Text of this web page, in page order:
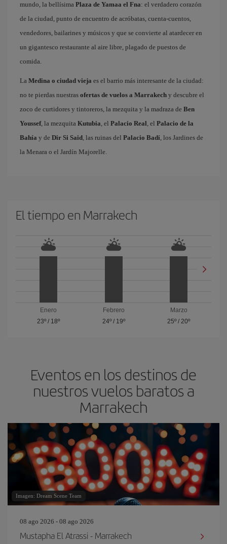
mundo, la bellísima Plaza de Yamaa el Fna: el verdadero corazón
de la ciudad, punto de encuentro de acróbatas, cuenta-cuentos,
vendedores, bailarines y músicos y que se convierte al atardecer en
un gigantesco restaurante al aire libre, plagado de puestos de
comida.
La Medina o ciudad vieja es el barrio más interesante de la ciudad:
no te pierdas nuestras ofertas de vuelos a Marrakech y descubre el
zoco de curtidores y tintoreros, la mezquita y la madraza de Ben
Youssef, la mezquita Kutubia, el Palacio Real, el Palacio de la
Bahía y de Dir Si Said, las ruinas del Palacio Badí, los Jardines de
la Menara o el Jardín Majorelle.
El tiempo en Marrakech
Enero
23º/ 18º
Febrero
24º/ 19º
Marzo
25º /20º
Eventos en los destinos de
nuestros vuelos baratos a
Marrakech
Imagen: Dream Scene Team
08 ago 2026 - 08 ago 2026
Mustapha El Atrassi - Marrakech